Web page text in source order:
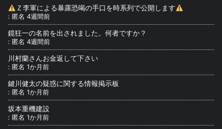
Ｚ李軍による暴露恐喝の手口を時系列で公開します
: 匿名 4週間前
鏡狂一の名前を出されました。何者ですか？
: 匿名 4週間前
川村蘭さんお金返して下さい
: 匿名 1か月前
鍵川健太の疑惑に関する情報掲示板
: 匿名 1か月前
坂本重機建設
: 匿名 1か月前